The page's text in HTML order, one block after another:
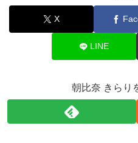
X
LINE
朝比奈 きらり